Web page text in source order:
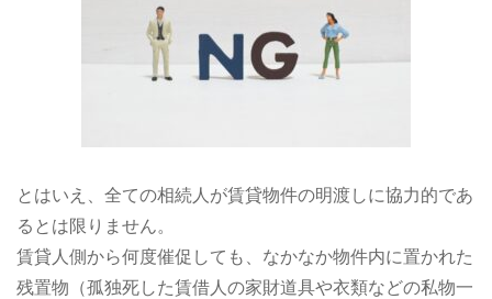
とはいえ、全ての相続人が賃貸物件の明渡しに協力的であ
るとは限りません。
賃貸人側から何度催促しても、なかなか物件内に置かれた
残置物（孤独死した賃借人の家財道具や衣類などの私物一